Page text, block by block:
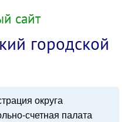
сайт
городской
округа
счетная палата